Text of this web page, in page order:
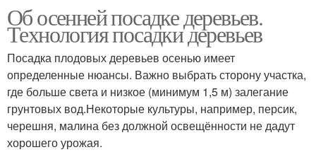
Об осенней посадке деревьев.
Технология посадки деревьев
Посадка плодовых деревьев осенью имеет
определенные нюансы. Важно выбрать сторону участка,
где больше света и низкое (минимум 1,5 м) залегание
грунтовых вод.Некоторые культуры, например, персик,
черешня, малина без должной освещённости не дадут
хорошего урожая.